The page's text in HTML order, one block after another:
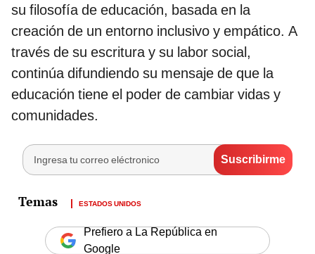
su filosofía de educación, basada en la
creación de un entorno inclusivo y empático. A
través de su escritura y su labor social,
continúa difundiendo su mensaje de que la
educación tiene el poder de cambiar vidas y
comunidades.
ESTADOS UNIDOS
Prefiero a La República en
Google